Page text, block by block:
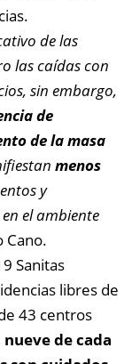
de las
las caídas con
sin embargo,
de
de la masa
menos
y
el ambiente
Cano.
Sanitas
libres de
43 centros
nueve de cada